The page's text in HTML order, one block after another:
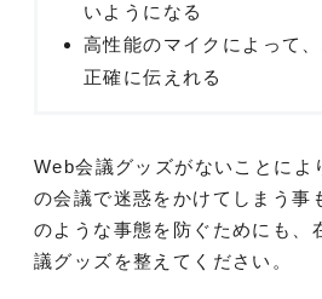
いようになる
高性能のマイクによって
正確に伝えれる
Web会議グッズがないことによ
の会議で迷惑をかけてしまう事
のような事態を防ぐためにも、
議グッズを整えてください。